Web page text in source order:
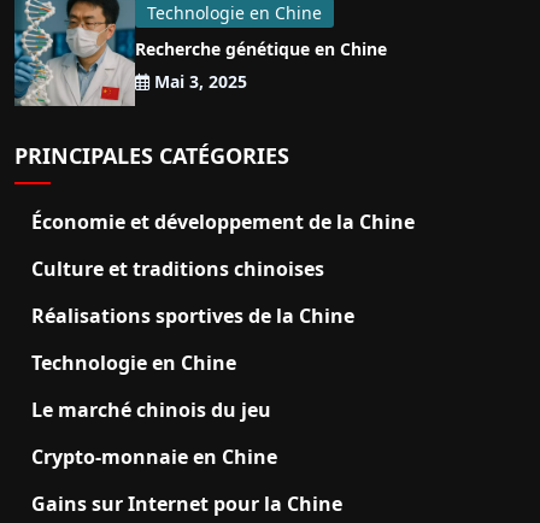
Technologie en Chine
Recherche génétique en Chine
Mai 3, 2025
PRINCIPALES CATÉGORIES
Économie et développement de la Chine
Culture et traditions chinoises
Réalisations sportives de la Chine
Technologie en Chine
Le marché chinois du jeu
Crypto-monnaie en Chine
Gains sur Internet pour la Chine